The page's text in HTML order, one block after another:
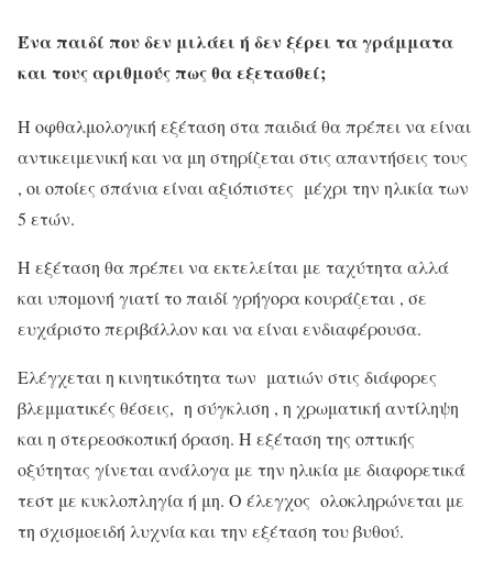
Ένα παιδί που δεν μιλάει ή δεν ξέρει τα γράμματα
και τους αριθμούς πως θα εξετασθεί;
Η οφθαλμολογική εξέταση στα παιδιά θα πρέπει να είναι
αντικειμενική και να μη στηρίζεται στις απαντήσεις τους
, οι οποίες σπάνια είναι αξιόπιστες μέχρι την ηλικία των
5 ετών.
Η εξέταση θα πρέπει να εκτελείται με ταχύτητα αλλά
και υπομονή γιατί το παιδί γρήγορα κουράζεται , σε
ευχάριστο περιβάλλον και να είναι ενδιαφέρουσα.
Ελέγχεται η κινητικότητα των ματιών στις διάφορες
βλεμματικές θέσεις, η σύγκλιση , η χρωματική αντίληψη
και η στερεοσκοπική όραση. Η εξέταση της οπτικής
οξύτητας γίνεται ανάλογα με την ηλικία με διαφορετικά
τεστ με κυκλοπληγία ή μη. Ο έλεγχος ολοκληρώνεται με
τη σχισμοειδή λυχνία και την εξέταση του βυθού.